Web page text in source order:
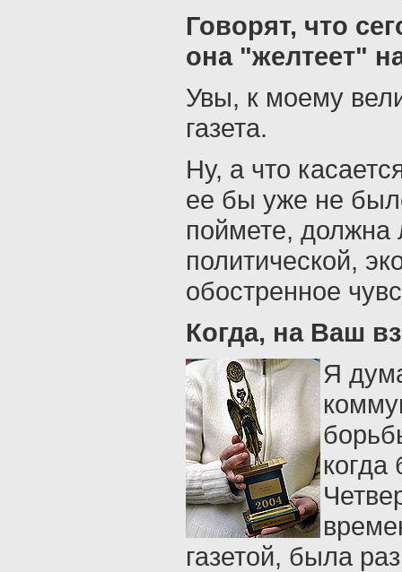
Говорят, что
она "желтеет"
Увы, к моему
газета.
Ну, а что
ее бы уже не
поймете, должна
политической,
обостренное
Когда, на Ваш
Я
когда
газетой, была